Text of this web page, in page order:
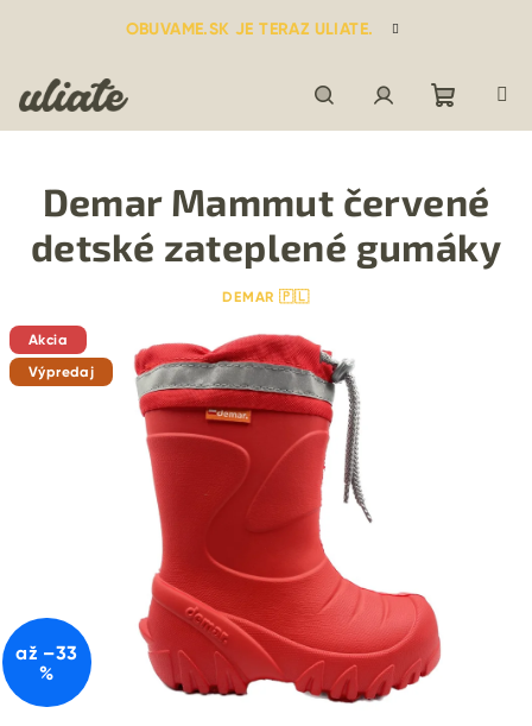
OBUVAME.SK JE TERAZ ULIATE.
HľadaťPrihlásenie
košík
Demar Mammut červené
detské zateplené gumáky
DEMAR 🇵🇱
Akcia
Výpredaj
až –33
%